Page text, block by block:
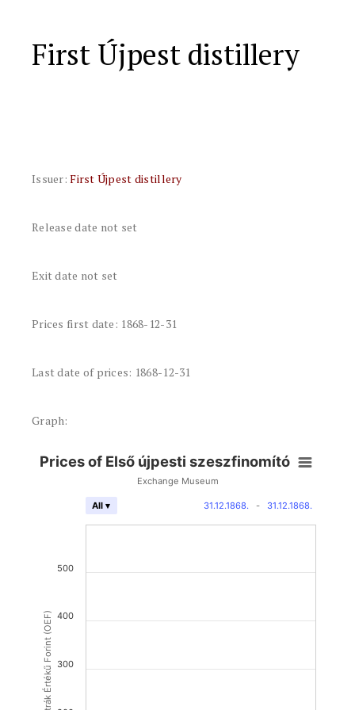
First Újpest distillery
Issuer:First Újpest distillery
Release date not set
Exit date not set
Prices first date: 1868-12-31
Last date of prices: 1868-12-31
Graph:
Osztrák Értékű Forint (OEF)
Prices of Első újpesti szeszfinomító
Exchange Museum
31.12.1868. - 31.12.1868.
All ▾
300
400
500